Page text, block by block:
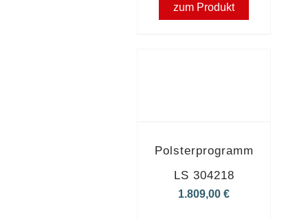
zum Produkt
Polsterprogramm
LS 304218
1.809,00€